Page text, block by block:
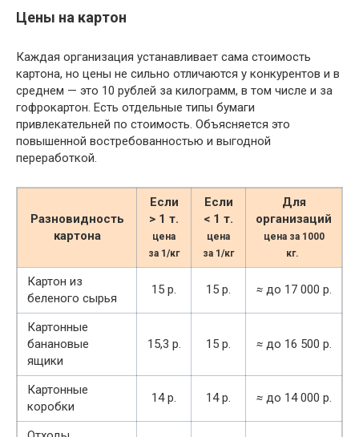
Цены на картон
Каждая организация устанавливает сама стоимость
картона, но цены не сильно отличаются у конкурентов и в
среднем — это 10 рублей за килограмм, в том числе и за
гофрокартон. Есть отдельные типы бумаги
привлекательней по стоимость. Объясняется это
повышенной востребованностью и выгодной
переработкой.
Разновидность
картона
Если
> 1 т.
цена
за 1/кг
Если
< 1 т.
цена
за 1/кг
Для
организаций
цена за 1000
кг.
Картон из
беленого сырья
15 р. 15 р. ≈ до 17 000 р.
Картонные
банановые
ящики
15,3 р. 15 р. ≈ до 16 500 р.
Картонные
коробки
14 р. 14 р. ≈ до 14 000 р.